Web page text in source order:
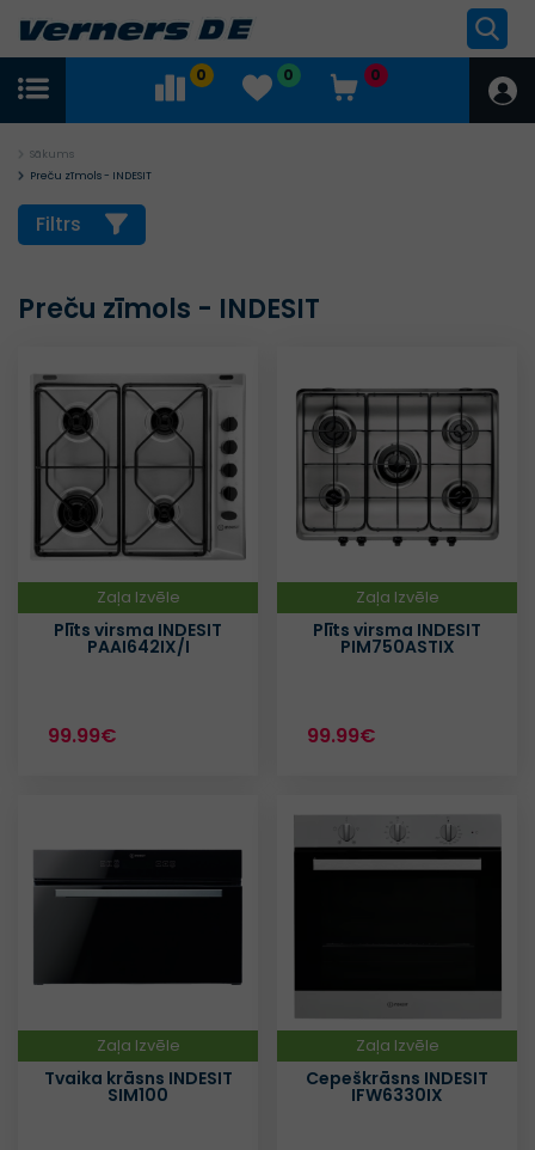
0 0 0
Sākums
Preču zīmols - INDESIT
Filtrs
Preču zīmols - INDESIT
Zaļa Izvēle
Plīts virsma INDESIT
PAAI642IX/I
99.99€
Zaļa Izvēle
Plīts virsma INDESIT
PIM750ASTIX
99.99€
Zaļa Izvēle
Tvaika krāsns INDESIT
SIM100
Zaļa Izvēle
Cepeškrāsns INDESIT
IFW6330IX